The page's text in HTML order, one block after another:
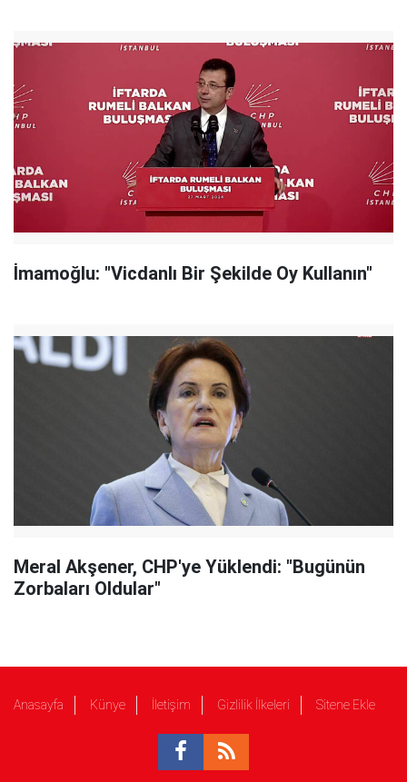
İmamoğlu: "Vicdanlı Bir Şekilde Oy Kullanın"
Meral Akşener, CHP'ye Yüklendi: "Bugünün
Zorbaları Oldular"
Anasayfa Künye İletişim Gizlilik İlkeleri Sitene Ekle